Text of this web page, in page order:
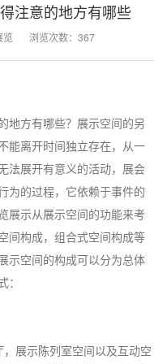
注意的地方有哪些
览 浏览次数：367
地方有哪些？展示空间的另
能离开时间独立存在，从一
法展开有意义的活动，展会
为的过程，它依赖于事件的
展示从展示空间的功能来考
间构成，组合式空间构成等
示空间的构成可以分为总体
展示陈列室空间以及互动空